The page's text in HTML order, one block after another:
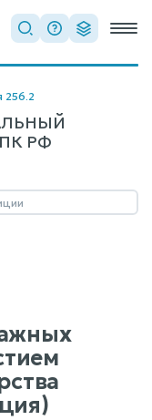
256.2
РФ